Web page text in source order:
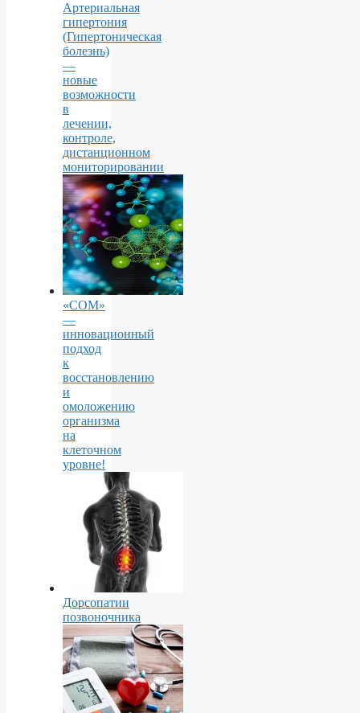
Артериальная
гипертония
(Гипертоническая
болезнь)
—
новые
возможности
в
лечении,
контроле,
дистанционном
мониторировании
«СОМ»
—
инновационный
подход
к
восстановлению
и
омоложению
организма
на
клеточном
уровне!
Дорсопатии
позвоночника